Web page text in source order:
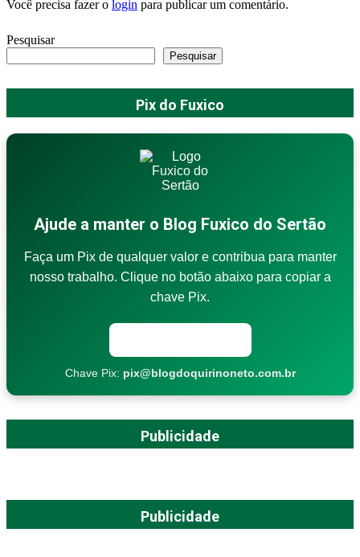
Você precisa fazer o login para publicar um comentário.
Pesquisar
Pesquisar
Pix do Fuxico
Ajude a manter o Blog Fuxico do Sertão
Faça um Pix de qualquer valor e contribua para manter
nosso trabalho. Clique no botão abaixo para copiar a
chave Pix.
Chave Pix: pix@blogdoquirinoneto.com.br
Publicidade
Publicidade